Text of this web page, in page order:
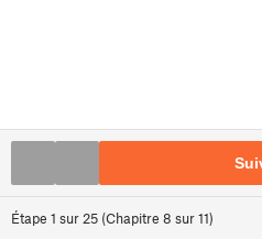
Étape 1 sur 25 (Chapitre 8 sur11)